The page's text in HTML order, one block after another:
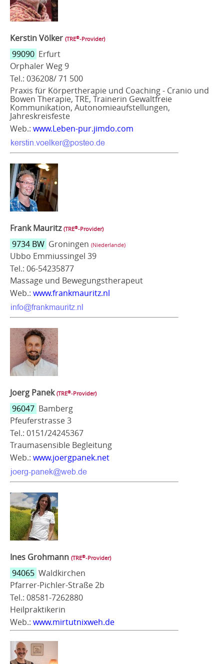
Kerstin Völker (TRE®‑Provider)
99090 Erfurt
Orphaler Weg 9
Tel.: 036208/ 71 500
Praxis für Körpertherapie und Coaching - Cranio und
Bowen Therapie, TRE, Trainerin Gewaltfreie
Kommunikation, Autonomieaufstellungen,
Jahreskreisfeste
Web.: www.Leben-pur.jimdo.com
Frank Mauritz (TRE®‑Provider)
9734 BW Groningen (Niederlande)
Ubbo Emmiussingel 39
Tel.: 06-54235877
Massage und Bewegungstherapeut
Web.: www.frankmauritz.nl
Joerg Panek (TRE®‑Provider)
96047 Bamberg
Pfeuferstrasse 3
Tel.: 0151/24245367
Traumasensible Begleitung
Web.: www.joergpanek.net
Ines Grohmann (TRE®‑Provider)
94065 Waldkirchen
Pfarrer-Pichler-Straße 2b
Tel.: 08581-7262880
Heilpraktikerin
Web.: www.mirtutnixweh.de